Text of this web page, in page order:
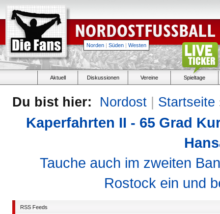
Norden | Süden | Westen
Aktuell Diskussionen Vereine Spieltage
Du bist hier: Nordost Startseite
Kaperfahrten II - 65 Grad
Tauche auch im zweiten
Rostock ein und
RSS Feeds